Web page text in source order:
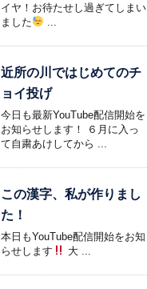
イヤ！お待たせし過ぎてしまい
ました
...
近所の川ではじめてのチ
ョイ投げ
今日も最新YouTube配信開始を
お知らせします！ ６月に入っ
て自粛あけしてから ...
この漢字、私が作りまし
た！
本日もYouTube配信開始をお知
らせします
大 ...